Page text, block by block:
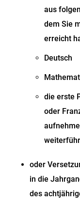
aus
dem Sie
erreicht
Deutsch
die erste
oder
oder
in die
des